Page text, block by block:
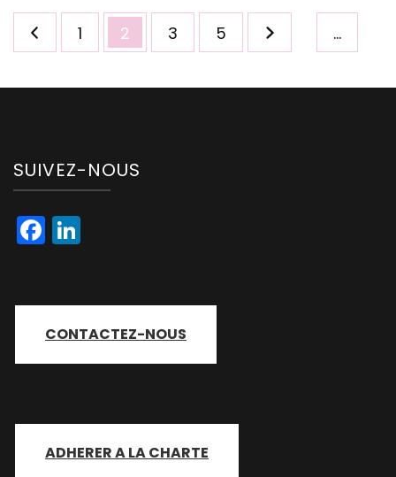
Pagination
des Page
1 Page
2 Page
3 …
Page
5
SUIVEZ-NOUS
Facebook
CONTACTEZ-NOUS
ADHERER A LA CHARTE